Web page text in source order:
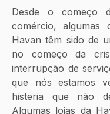
Desde o começo
comércio,
Havan têm sido de
no começo da
interrupção de
que nós estamos
histeria que não
Algumas lojas da